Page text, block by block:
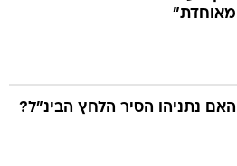
מאוחדת"
האם נתניהו הסיר הלחץ הבינ"ל?